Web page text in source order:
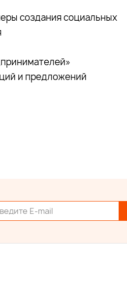
создания социальных
и предложений